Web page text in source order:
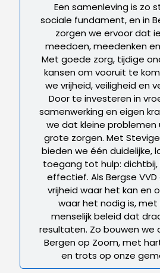
Een samenleving is zo
sociale fundament, en in
zorgen we ervoor dat
meedoen, meedenken
Met goede zorg, tijdige
kansen om vooruit te
we vrijheid, veiligheid en
Door te investeren in
samenwerking en eigen
we dat kleine
grote zorgen. Met
bieden we één duidelijke,
toegang tot hulp: dichtbij,
effectief. Als Bergse
vrijheid waar het kan en
waar het nodig is,
menselijk beleid dat
resultaten. Zo bouwen we
Bergen op Zoom, met
en trots op onze